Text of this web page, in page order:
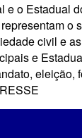
o Estadual
civil e
e